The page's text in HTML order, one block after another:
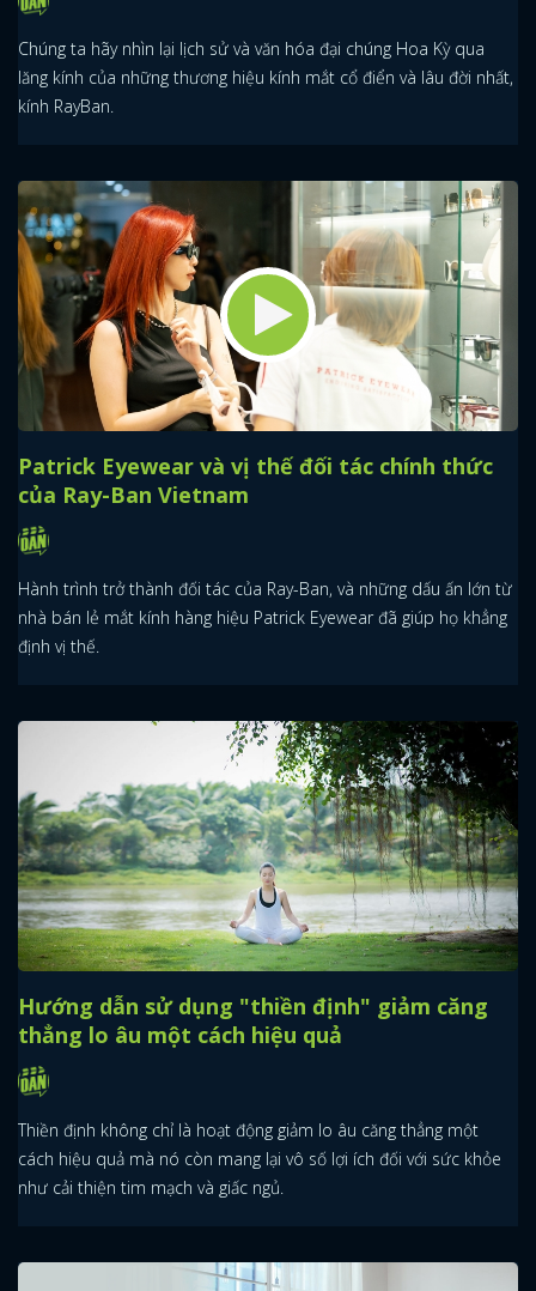
FACEBOOK GOOGLE
Chúng ta hãy nhìn lại lịch sử và văn hóa đại chúng Hoa Kỳ qua
lăng kính của những thương hiệu kính mắt cổ điển và lâu đời nhất,
kính RayBan.
Patrick Eyewear và vị thế đối tác chính thức
của Ray-Ban Vietnam
Hành trình trở thành đối tác của Ray-Ban, và những dấu ấn lớn từ
nhà bán lẻ mắt kính hàng hiệu Patrick Eyewear đã giúp họ khẳng
định vị thế.
Hướng dẫn sử dụng "thiền định" giảm căng
thẳng lo âu một cách hiệu quả
Thiền định không chỉ là hoạt động giảm lo âu căng thẳng một
cách hiệu quả mà nó còn mang lại vô số lợi ích đối với sức khỏe
như cải thiện tim mạch và giấc ngủ.